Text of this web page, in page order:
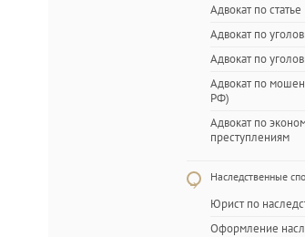
Адвокат по
Адвокат по
Адвокат по
Адвокат по
РФ)
Адвокат по
преступлениям
Наследственные
Юрист по
Оформление